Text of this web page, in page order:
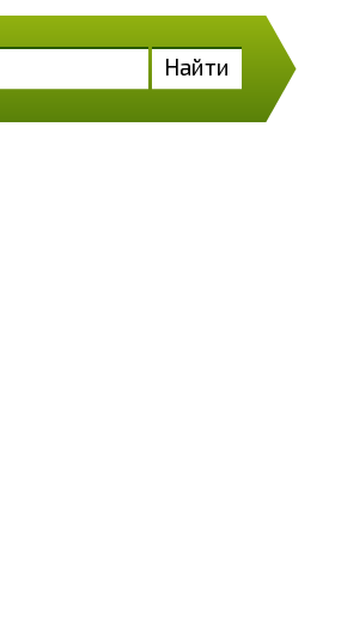
Найти